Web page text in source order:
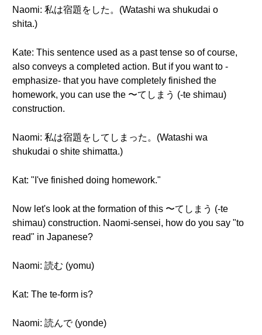
Naomi: 私は宿題をした。(Watashi wa shukudai o
shita.)
Kate: This sentence used as a past tense so of course,
also conveys a completed action. But if you want to -
emphasize- that you have completely finished the
homework, you can use the 〜てしまう (-te shimau)
construction.
Naomi: 私は宿題をしてしまった。(Watashi wa
shukudai o shite shimatta.)
Kat: "I've finished doing homework."
Now let's look at the formation of this 〜てしまう (-te
shimau) construction. Naomi-sensei, how do you say "to
read" in Japanese?
Naomi: 読む (yomu)
Kat: The te-form is?
Naomi: 読んで (yonde)